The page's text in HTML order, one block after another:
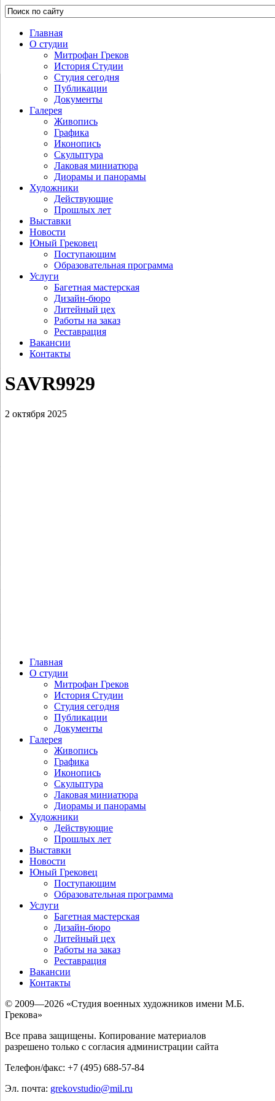
Главная
О студии
Митрофан Греков
История Студии
Студия сегодня
Публикации
Документы
Галерея
Живопись
Графика
Иконопись
Скульптура
Лаковая миниатюра
Диорамы и панорамы
Художники
Действующие
Прошлых лет
Выставки
Новости
Юный Грековец
Поступающим
Образовательная программа
Услуги
Багетная мастерская
Дизайн-бюро
Литейный цех
Работы на заказ
Реставрация
Вакансии
Контакты
SAVR9929
2 октября 2025
Главная
О студии
Митрофан Греков
История Студии
Студия сегодня
Публикации
Документы
Галерея
Живопись
Графика
Иконопись
Скульптура
Лаковая миниатюра
Диорамы и панорамы
Художники
Действующие
Прошлых лет
Выставки
Новости
Юный Грековец
Поступающим
Образовательная программа
Услуги
Багетная мастерская
Дизайн-бюро
Литейный цех
Работы на заказ
Реставрация
Вакансии
Контакты
© 2009—2026 «Студия военных художников имени М.Б.
Грекова»
Все права защищены. Копирование материалов
разрешено только с согласия администрации сайта
Телефон/факс: +7 (495) 688-57-84
Эл. почта: grekovstudio@mil.ru